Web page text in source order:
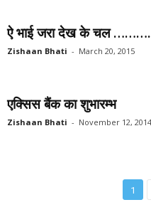
ऐ भाई जरा देख के चल
Zishaan Bhati - March 20, 2015
एक्सिस बैंक का शुभारम्भ
Zishaan Bhati - November 12, 2014
1